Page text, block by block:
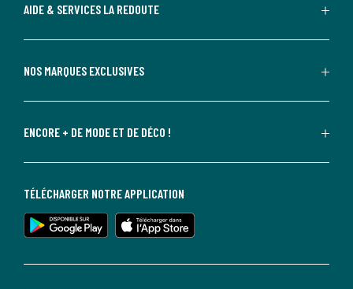
AIDE & SERVICES LA REDOUTE
NOS MARQUES EXCLUSIVES
ENCORE + DE MODE ET DE DÉCO !
TÉLÉCHARGER NOTRE APPLICATION